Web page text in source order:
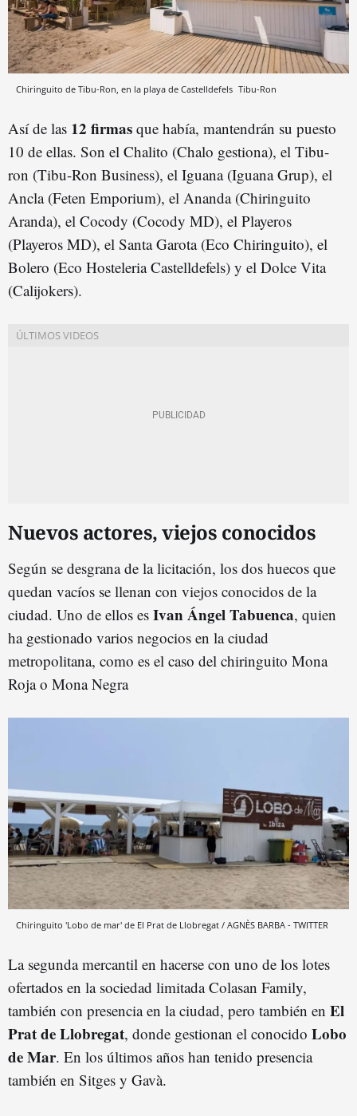
Chiringuito de Tibu-Ron, en la playa de Castelldefels Tibu-Ron
Así de las 12 firmas que había, mantendrán su puesto
10 de ellas. Son el Chalito (Chalo gestiona), el Tibu-
ron (Tibu-Ron Business), el Iguana (Iguana Grup), el
Ancla (Feten Emporium), el Ananda (Chiringuito
Aranda), el Cocody (Cocody MD), el Playeros
(Playeros MD), el Santa Garota (Eco Chiringuito), el
Bolero (Eco Hosteleria Castelldefels) y el Dolce Vita
(Calijokers).
Nuevos actores, viejos conocidos
Según se desgrana de la licitación, los dos huecos que
quedan vacíos se llenan con viejos conocidos de la
ciudad. Uno de ellos es Ivan Ángel Tabuenca, quien
ha gestionado varios negocios en la ciudad
metropolitana, como es el caso del chiringuito Mona
Roja o Mona Negra
Chiringuito 'Lobo de mar' de El Prat de Llobregat / AGNÈS BARBA - TWITTER
La segunda mercantil en hacerse con uno de los lotes
ofertados en la sociedad limitada Colasan Family,
también con presencia en la ciudad, pero también en El
Prat de Llobregat, donde gestionan el conocido Lobo
de Mar. En los últimos años han tenido presencia
también en Sitges y Gavà.